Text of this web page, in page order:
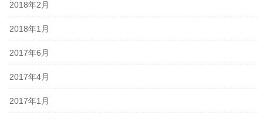
2018年2月
2018年1月
2017年6月
2017年4月
2017年1月